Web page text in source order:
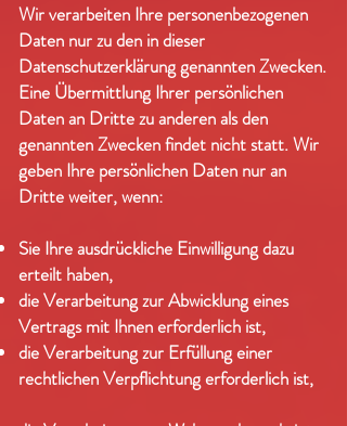
Wir verarbeiten Ihre personenbezogenen
Daten nur zu den in dieser
Datenschutzerklärung genannten Zwecken.
Eine Übermittlung Ihrer persönlichen
Daten an Dritte zu anderen als den
genannten Zwecken findet nicht statt. Wir
geben Ihre persönlichen Daten nur an
Dritte weiter, wenn:
Sie Ihre ausdrückliche Einwilligung dazu
erteilt haben,
die Verarbeitung zur Abwicklung eines
Vertrags mit Ihnen erforderlich ist,
die Verarbeitung zur Erfüllung einer
rechtlichen Verpflichtung erforderlich ist,